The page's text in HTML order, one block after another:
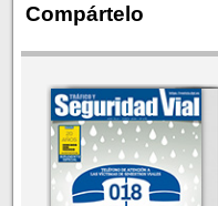
Compártelo